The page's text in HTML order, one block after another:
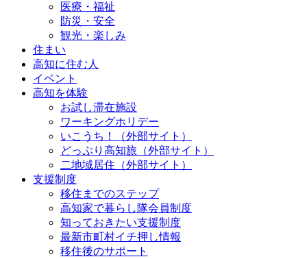
医療・福祉
防災・安全
観光・楽しみ
住まい
高知に住む人
イベント
高知を体験
お試し滞在施設
ワーキングホリデー
いこうち！（外部サイト）
どっぷり高知旅（外部サイト）
二地域居住（外部サイト）
支援制度
移住までのステップ
高知家で暮らし隊会員制度
知っておきたい支援制度
最新市町村イチ押し情報
移住後のサポート